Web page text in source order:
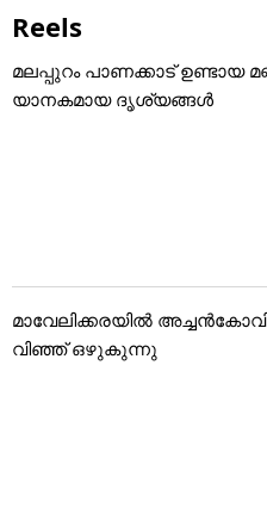
Reels
മലപ്പുറം പാണക്കാട് ഉണ്ടായ
യാനകമായ ദൃശ്യങ്ങൾ
മാവേലിക്കരയിൽ
വിഞ്ഞ് ഒഴുകുന്നു